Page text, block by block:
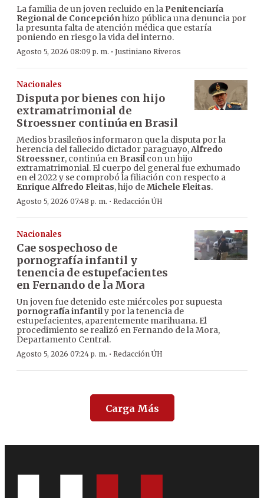
La familia de un joven recluido en la Penitenciaría
Regional de Concepciónhizo pública una denuncia por
la presunta falta de atención médica que estaría
poniendo en riesgo la vida del interno.
Agosto 5, 2026 08:09 p. m. · Justiniano Riveros
Nacionales
Disputa por bienes con hijo
extramatrimonial de
Stroessner continúa en Brasil
Medios brasileños informaron que la disputa por la
herencia del fallecido dictador paraguayo,Alfredo
Stroessner, continúa en Brasilcon un hijo
extramatrimonial. El cuerpo del general fue exhumado
en el 2022 y se comprobó la filiación con respecto a
Enrique Alfredo Fleitas, hijo deMichele Fleitas.
Agosto 5, 2026 07:48 p. m. · Redacción ÚH
Nacionales
Cae sospechoso de
pornografía infantil y
tenencia de estupefacientes
en Fernando de la Mora
Un joven fue detenido este miércoles por supuesta
pornografía infantily por la tenencia de
estupefacientes, aparentemente marihuana. El
procedimiento se realizó en Fernando de la Mora,
Departamento Central.
Agosto 5, 2026 07:24 p. m. · Redacción ÚH
Carga Más